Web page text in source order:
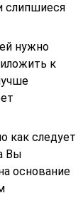
слипшиеся
нужно
к
как следует
Вы
основание